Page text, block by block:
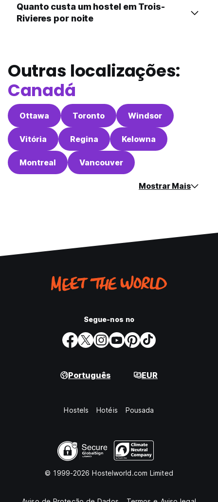
Quanto custa um hostel em Trois-
Rivieres por noite
Outras localizações:
Canadá
Ottawa Toronto Windsor
Vitória Regina Kelowna
Montreal Vancouver
Mostrar Mais
Segue-nos no
Português EUR
Hostels Hotéis Pousada
© 1999-2026 Hostelworld.com Limited